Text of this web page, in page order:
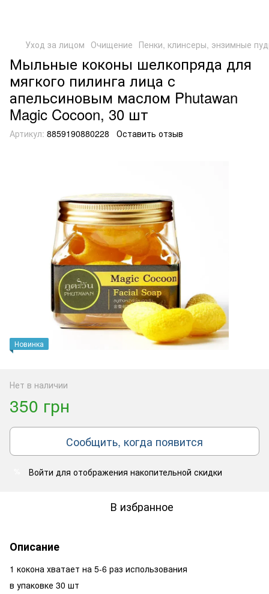
Уход за лицом Очищение Пенки, клинсеры, энзимные
Мыльные коконы шелкопряда для
мягкого пилинга лица с
апельсиновым маслом Phutawan
Magic Cocoon, 30 шт
Артикул: 8859190880228 Оставить отзыв
Новинка
Нет в наличии
350 грн
Сообщить, когда появится
Войти для отображения накопительной скидки
В избранное
Описание
1 кокона хватает на 5-6 раз использования
в упаковке 30 шт